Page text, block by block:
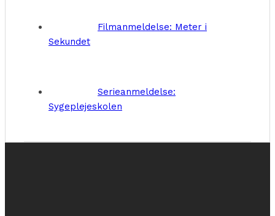
Filmanmeldelse: Meter i
Sekundet
Serieanmeldelse:
Sygeplejeskolen